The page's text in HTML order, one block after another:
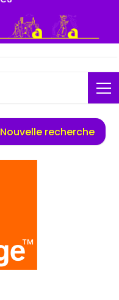
Nouvelle recherche